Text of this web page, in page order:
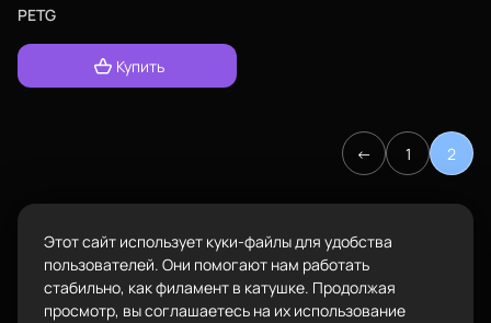
PETG
Купить
← 1 2
Пластик BestFilament
Подарочные сертификаты
Адрес
ул.Проезжая дом 9а
Политика конфиденциальности
Этот сайт использует куки-файлы для удобства
пользователей. Они помогают нам работать
стабильно, как филамент в катушке. Продолжая
просмотр, вы соглашаетесь на их использование